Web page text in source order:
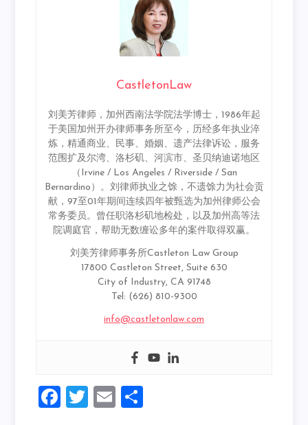
CastletonLaw
刘美芳律师，加州西南法学院法学博士，1986年起
于美国加州开办律师事务所至今，历经多年执业淬
炼，精通商业、民事、婚姻、遗产法律诉讼，服务
范围扩及尔湾、洛杉矶、河滨市、圣贝纳迪诺地区
（Irvine / Los Angeles / Riverside / San
Bernardino）。刘律师执业之馀，不遗馀力为社会贡
献，97至01年期间连续四年被甄选为加州律师公会
常务委员。曾任职洛杉矶地检处，以及加州高等法
院调庭官，帮助无数缠讼多年的案件取得双赢。
刘美芳律师事务所Castleton Law Group
17800 Castleton Street, Suite 630
City of Industry, CA 91748
Tel: (626) 810-9300
info@castletonlaw.com
Facebook
TwitterEmail